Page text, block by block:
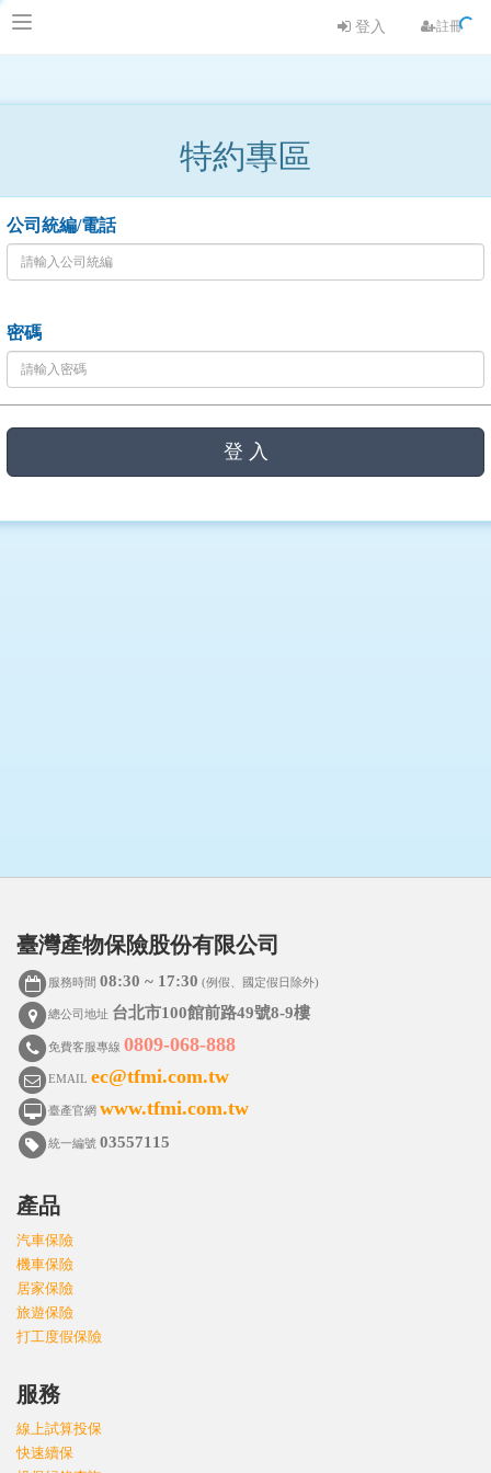
登入 註冊
特約專區
公司統編/電話
密碼
登 入
臺灣產物保險股份有限公司
服務時間08:30 ~ 17:30 (例假、國定假日除外)
總公司地址 台北市100館前路49號8-9樓
免費客服專線0809-068-888
EMAILec@tfmi.com.tw
臺產官網www.tfmi.com.tw
統一編號03557115
產品
汽車保險
機車保險
居家保險
旅遊保險
打工度假保險
服務
線上試算投保
快速續保